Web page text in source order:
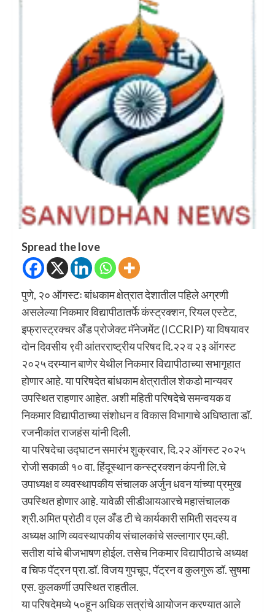
Spread the love
पुणे, २० ऑगस्टः बांधकाम क्षेत्रात देशातील पहिले अग्रणी
असलेल्या निकमार विद्यापीठातर्फे कंस्ट्रक्शन, रियल एस्टेट,
इफ्रास्ट्रक्चर अँड प्रोजेक्ट मॅनेजमेंट (ICCRIP) या विषयावर
दोन दिवसीय ९वी आंतरराष्ट्रीय परिषद दि.२२ व २३ ऑगस्ट
२०२५ दरम्यान बाणेर येथील निकमार विद्यापीठाच्या सभागृहात
होणार आहे. या परिषदेत बांधकाम क्षेत्रातील शेकडो मान्यवर
उपस्थित राहणार आहेत. अशी महिती परिषदेचे समन्वयक व
निकमार विद्यापीठाच्या संशोधन व विकास विभागाचे अधिष्ठाता डॉ.
रजनीकांत राजहंस यांनी दिली.
या परिषदेचा उद्घाटन समारंभ शुक्रवार, दि.२२ ऑगस्ट २०२५
रोजी सकाळी १० वा. हिंदूस्थान कन्स्ट्रक्शन कंपनी लि.चे
उपाध्यक्ष व व्यवस्थापकीय संचालक अर्जुन धवन यांच्या प्रमुख
उपस्थित होणार आहे. यावेळी सीडीआयआरचे महासंचालक
श्री.अमित प्रोठी व एल अँड टी चे कार्यकारी समिती सदस्य व
अध्यक्ष आणि व्यवस्थापकीय संचालकांचे सल्लागार एम.व्ही.
सतीश यांचे बीजभाषण होईल. तसेच निकमार विद्यापीठाचे अध्यक्ष
व चिफ पॅट्रन प्रा.डॉ. विजय गुपचूप, पॅट्रन व कुलगुरू डॉ. सुषमा
एस. कुलकर्णी उपस्थित राहतील.
या परिषदेमध्ये ५०हून अधिक सत्रांचे आयोजन करण्यात आले